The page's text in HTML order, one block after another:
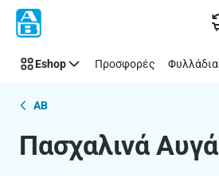
Παράλειψη
Πασχαλινά
Αυγά
Eshop Προσφορές Φυλλάδια
AB
Πασχαλινά Αυγά